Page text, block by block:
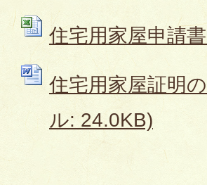
住宅用家屋申請
住宅用家屋証明
ル: 24.0KB)